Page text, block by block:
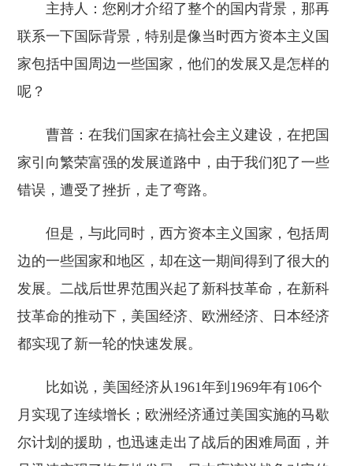
主持人：您刚才介绍了整个的国内背景，那再
联系一下国际背景，特别是像当时西方资本主义国
家包括中国周边一些国家，他们的发展又是怎样的
呢？
曹普：在我们国家在搞社会主义建设，在把国
家引向繁荣富强的发展道路中，由于我们犯了一些
错误，遭受了挫折，走了弯路。
但是，与此同时，西方资本主义国家，包括周
边的一些国家和地区，却在这一期间得到了很大的
发展。二战后世界范围兴起了新科技革命，在新科
技革命的推动下，美国经济、欧洲经济、日本经济
都实现了新一轮的快速发展。
比如说，美国经济从1961年到1969年有106个
月实现了连续增长；欧洲经济通过美国实施的马歇
尔计划的援助，也迅速走出了战后的困难局面，并